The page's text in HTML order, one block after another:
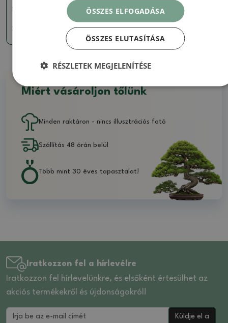
1290-M24-1905
2254 Ft
Miért vásároljon tőlünk
Minden raktáron - nincs illusztrációs fotó
Szállítás 48 órán belül
Több mint 30 éves tapasztalat!
Iratkozzon fel a hírlevélre
Iratkozzon fel hírlevelünkre, és elsőként értesülhet az
akciós termékekről és újdonságokról!
Küldje el a
ÖSSZES ELFOGADÁSA
ÖSSZES ELUTASÍTÁSA
RÉSZLETEK MEGJELENÍTÉSE